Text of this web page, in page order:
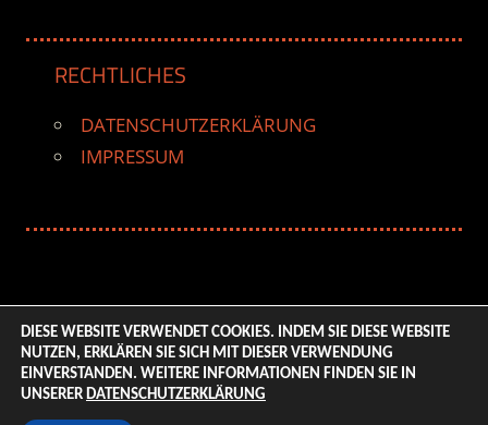
RECHTLICHES
DATENSCHUTZERKLÄRUNG
IMPRESSUM
© 2026 ENTERTAINMENT BASE – Life & Style Magazine.
All Rights Reserved. | Based on
DIESE WEBSITE VERWENDET COOKIES. INDEM SIE DIESE WEBSITE
NUTZEN, ERKLÄREN SIE SICH MIT DIESER VERWENDUNG
EINVERSTANDEN. WEITERE INFORMATIONEN FINDEN SIE IN
UNSERER DATENSCHUTZERKLÄRUNG